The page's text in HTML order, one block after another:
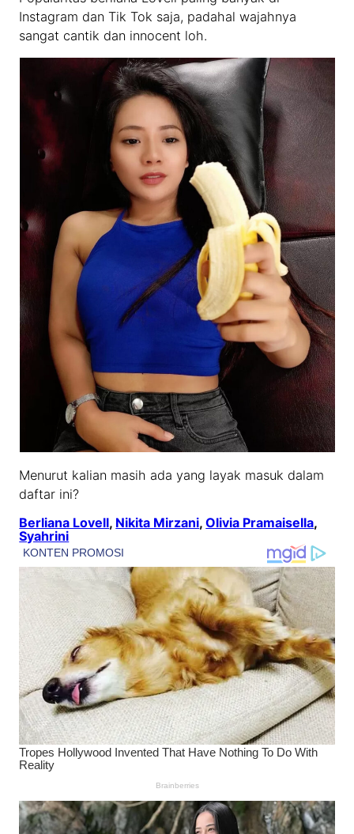
Instagram dan Tik Tok saja, padahal wajahnya
sangat cantik dan innocent loh.
Menurut kalian masih ada yang layak masuk dalam
daftar ini?
Berliana Lovell, Nikita Mirzani, Olivia Pramaisella
Syahrini